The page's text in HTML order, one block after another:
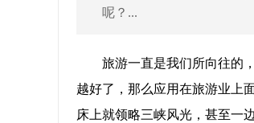
呢？...
旅游一直是我们所向往的
越好了，那么应用在旅游业上
床上就领略三峡风光，甚至一